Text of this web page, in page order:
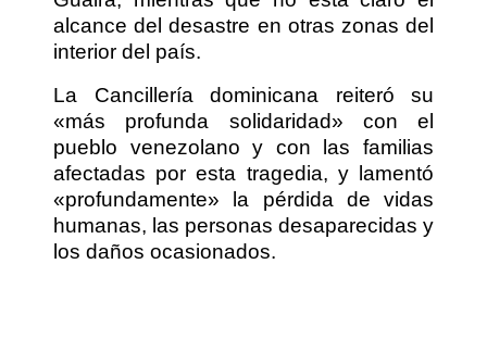
alcance del desastre en otras zonas del
interior del país.
La Cancillería dominicana reiteró su
«más profunda solidaridad» con el
pueblo venezolano y con las familias
afectadas por esta tragedia, y lamentó
«profundamente» la pérdida de vidas
humanas, las personas desaparecidas y
los daños ocasionados.